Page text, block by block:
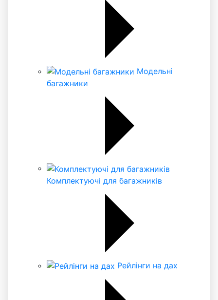
Модельні
багажники
Комплектуючі для багажників
Рейлінги на дах